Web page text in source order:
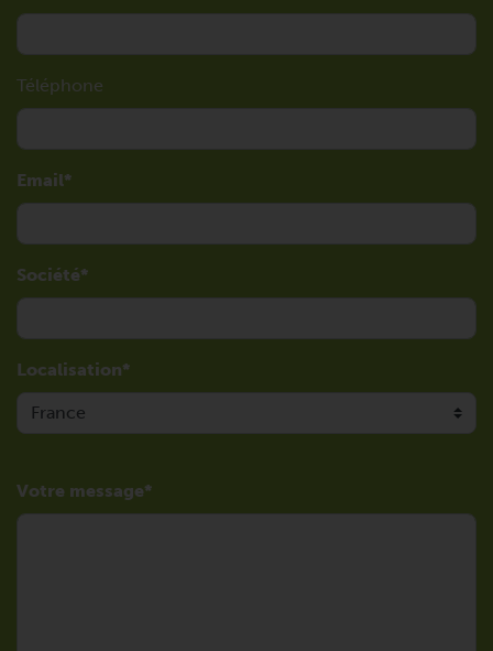
Téléphone
Email
Société
Localisation
Votre message